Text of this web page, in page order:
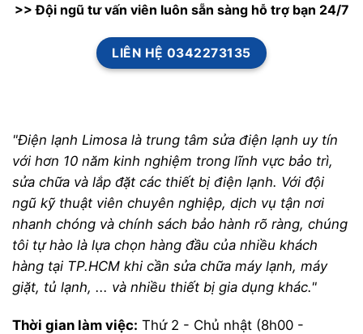
>> Đội ngũ tư vấn viên luôn sẵn sàng hỗ trợ bạn 24/7
LIÊN HỆ 0342273135
"Điện lạnh Limosa là trung tâm sửa điện lạnh uy tín
với hơn 10 năm kinh nghiệm trong lĩnh vực bảo trì,
sửa chữa và lắp đặt các thiết bị điện lạnh. Với đội
ngũ kỹ thuật viên chuyên nghiệp, dịch vụ tận nơi
nhanh chóng và chính sách bảo hành rõ ràng, chúng
tôi tự hào là lựa chọn hàng đầu của nhiều khách
hàng tại TP.HCM khi cần sửa chữa máy lạnh, máy
giặt, tủ lạnh, ... và nhiều thiết bị gia dụng khác."
Thời gian làm việc: Thứ 2 - Chủ nhật (8h00 -